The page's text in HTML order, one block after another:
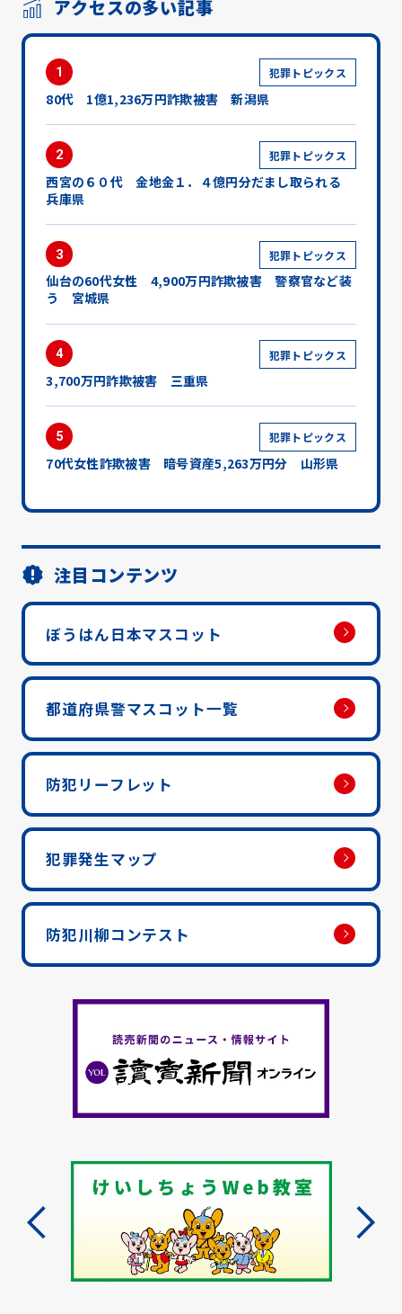
アクセスの多い記事
1 犯罪トピックス
80代 1億1,236万円詐欺被害 新潟県
2 犯罪トピックス
西宮の６０代 金地金１．４億円分だまし取られる
兵庫県
3 犯罪トピックス
仙台の60代女性 4,900万円詐欺被害 警察官など装
う 宮城県
4 犯罪トピックス
3,700万円詐欺被害 三重県
5 犯罪トピックス
70代女性詐欺被害 暗号資産5,263万円分 山形県
注目コンテンツ
ぼうはん日本マスコット
都道府県警マスコット一覧
防犯リーフレット
犯罪発生マップ
防犯川柳コンテスト